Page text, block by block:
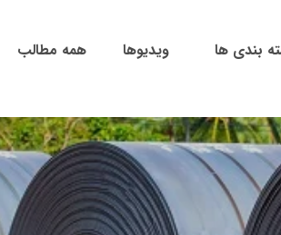
بندی ها ویدیوها همه مطالب